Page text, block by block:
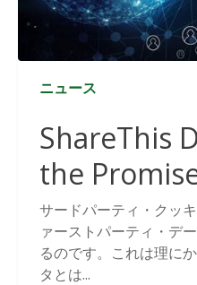
ニュース
ShareThis
the
Cookieless
Solutions
サードパーティ・クッ
ァーストパーティ・デ
るのです。これは理に
タとは...